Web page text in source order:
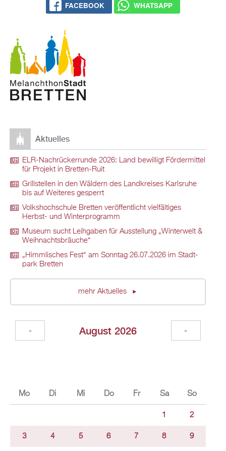
FACE­BOOK WHATS­APP
Ak­tu­el­les
ELR-Nach­rü­ck­er­run­de 2026: Land be­wil­ligt För­der­mit­tel
für Pro­jekt in Brett­en-Ruit
Grill­stel­len in den Wäl­dern des Land­krei­ses Karls­ru­he
bis auf Wei­te­res ge­sperrt
Volks­hoch­schu­le Brett­en ver­öf­fent­licht viel­fäl­ti­ges
Herbst- und Win­ter­pro­gramm
Mu­se­um sucht Leih­ga­ben für Aus­stel­lung „Win­ter­welt &
Weih­nachts­bräu­che“
„Himm­li­sches Fest“ am Sonn­tag 26.07.2026 im Stadt­
park Brett­en
mehr Ak­tu­el­les
Au­gust 2026
« »
Mo Di Mi Do Fr Sa So
1 2
3 4 5 6 7 8 9